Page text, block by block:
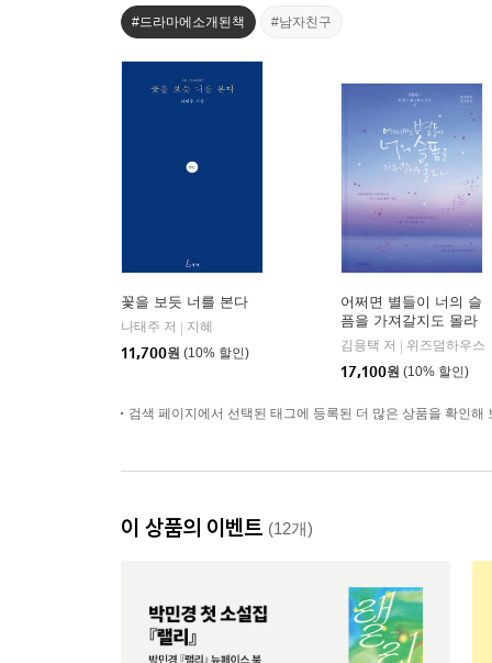
#드라마에소개된책 #남자친구
꽃을 보듯 너를 본다
나태주 저
지혜
11,700원 (10% 할인)
어쩌면 별들이 너의 슬
픔을 가져갈지도 몰라
(출간 10주년 기념 리커
버 양장 에디션)
김용택 저
위즈덤하우스
17,100원 (10% 할인)
검색 페이지에서 선택된 태그에 등록된 더 많은 상품을 확인해
이 상품의 이벤트 (12개)